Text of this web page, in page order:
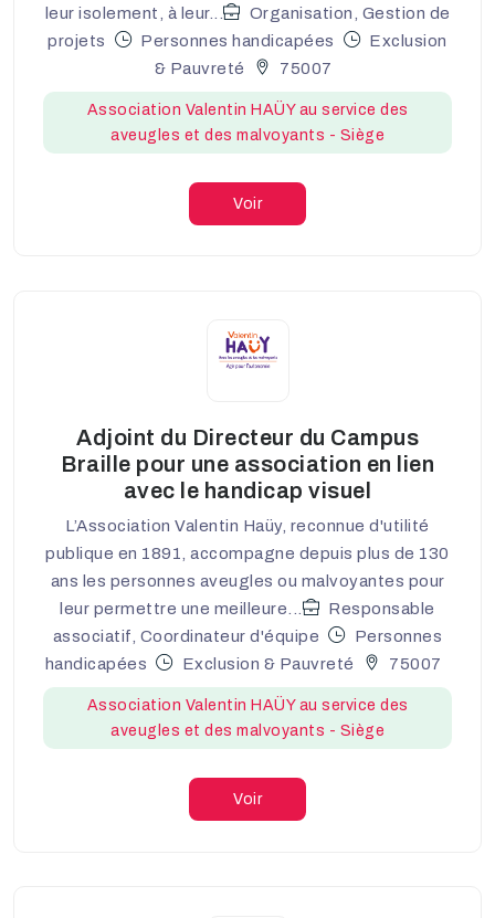
leur isolement, à leur...
Organisation, Gestion de
projets
Personnes handicapées
Exclusion
& Pauvreté
75007
Association Valentin HAÜY au service des
aveugles et des malvoyants - Siège
Voir
Adjoint du Directeur du Campus
Braille pour une association en lien
avec le handicap visuel
L’Association Valentin Haüy, reconnue d'utilité
publique en 1891, accompagne depuis plus de 130
ans les personnes aveugles ou malvoyantes pour
leur permettre une meilleure...
Responsable
associatif, Coordinateur d'équipe
Personnes
handicapées
Exclusion & Pauvreté 75007
Association Valentin HAÜY au service des
aveugles et des malvoyants - Siège
Voir